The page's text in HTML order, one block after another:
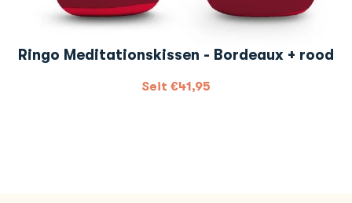
Ringo Meditationskissen - Bordeaux + rood
Seit €41,95